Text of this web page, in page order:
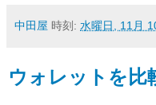
中田屋 時刻: 水曜日, 11月
ウォレットを比